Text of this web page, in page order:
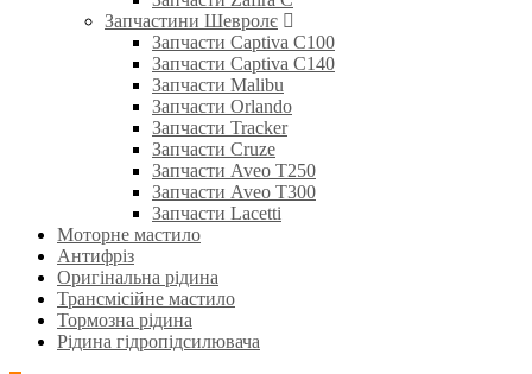
Запчастини Шевролє
Запчасти Captiva C100
Запчасти Captiva C140
Запчасти Malibu
Запчасти Orlando
Запчасти Tracker
Запчасти Cruze
Запчасти Aveo T250
Запчасти Aveo T300
Запчасти Lacetti
Моторне мастило
Антифріз
Оригінальна рідина
Трансмісійне мастило
Тормозна рідина
Рідина гідропідсилювача